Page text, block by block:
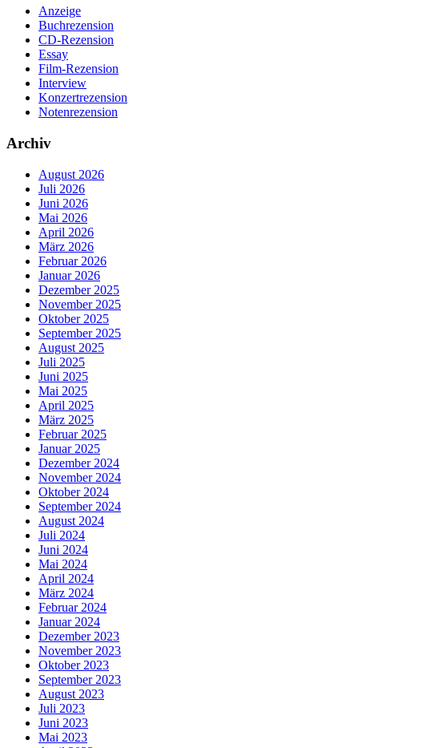
Anzeige
Buchrezension
CD-Rezension
Essay
Film-Rezension
Interview
Konzertrezension
Notenrezension
Archiv
August 2026
Juli 2026
Juni 2026
Mai 2026
April 2026
März 2026
Februar 2026
Januar 2026
Dezember 2025
November 2025
Oktober 2025
September 2025
August 2025
Juli 2025
Juni 2025
Mai 2025
April 2025
März 2025
Februar 2025
Januar 2025
Dezember 2024
November 2024
Oktober 2024
September 2024
August 2024
Juli 2024
Juni 2024
Mai 2024
April 2024
März 2024
Februar 2024
Januar 2024
Dezember 2023
November 2023
Oktober 2023
September 2023
August 2023
Juli 2023
Juni 2023
Mai 2023